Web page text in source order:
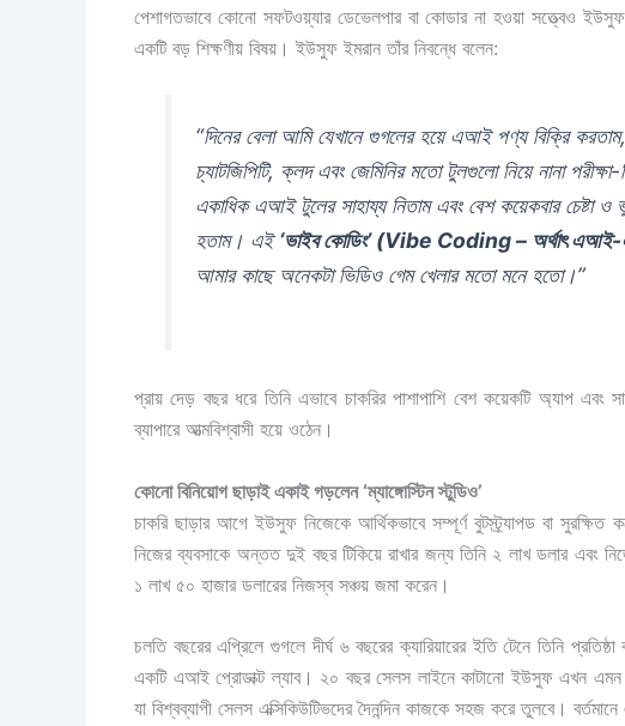
পেশাগতভাবে কোনো সফটওয়্যার ডেভেলপার বা কোডার না হওয়া সত্ত্বেও
একটি বড় শিক্ষণীয় বিষয়। ইউসুফ ইমরান তাঁর নিবন্ধে বলেন:
“দিনের বেলা আমি যেখানে গুগলের হয়ে এআই পণ্য বিক্রি
চ্যাটজিপিটি, ক্লদ এবং জেমিনির মতো টুলগুলো নিয়ে নানা
একাধিক এআই টুলের সাহায্য নিতাম এবং বেশ কয়েকবার
হতাম। এই‘ভাইব কোডিং’ (Vibe Coding – অর্থাৎ এআই-এর
আমার কাছে অনেকটা ভিডিও গেম খেলার মতো মনে হতো।”
প্রায় দেড় বছর ধরে তিনি এভাবে চাকরির পাশাপাশি বেশ কয়েকটি অ্যাপ এবং
ব্যাপারে আত্মবিশ্বাসী হয়ে ওঠেন।
কোনো বিনিয়োগ ছাড়াই একাই গড়লেন ‘ম্যাঙ্গোস্টিন স্টুডিও’
চাকরি ছাড়ার আগে ইউসুফ নিজেকে আর্থিকভাবে সম্পূর্ণ বুটস্ট্র্যাপড বা সুরক্ষিত
নিজের ব্যবসাকে অন্তত দুই বছর টিকিয়ে রাখার জন্য তিনি ২ লাখ ডলার
১ লাখ ৫০ হাজার ডলারের নিজস্ব সঞ্চয় জমা করেন।
চলতি বছরের এপ্রিলে গুগলে দীর্ঘ ৬ বছরের ক্যারিয়ারের ইতি টেনে তিনি প্রতিষ্ঠা
একটি এআই প্রোডাক্ট ল্যাব। ২০ বছর সেলস লাইনে কাটানো ইউসুফ এখন
যা বিশ্বব্যাপী সেলস এক্সিকিউটিভদের দৈনন্দিন কাজকে সহজ করে তুলবে।